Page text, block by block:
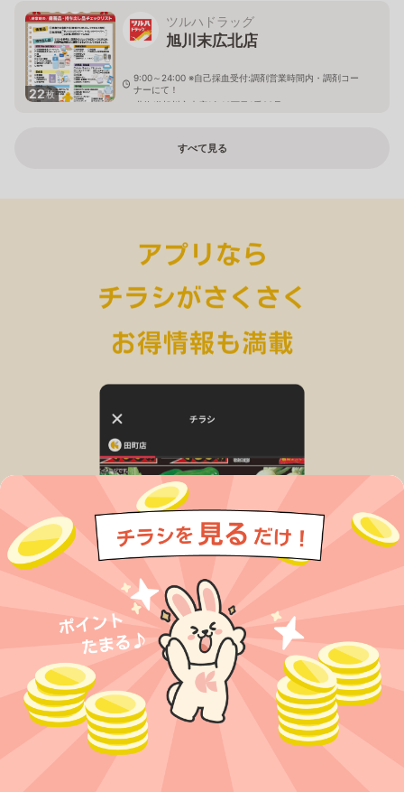
22枚
ツルハドラッグ
旭川末広北店
9:00～24:00 ※自己採血受付:調剤営業時間内・調剤コー
ナーにて！
北海道旭川市末広1条10丁目1番20号
すべて見る